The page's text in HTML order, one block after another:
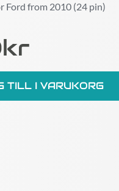
Ford from 2010 (24 pin)
Kr
TILL I VARUKORG